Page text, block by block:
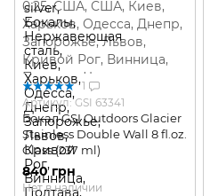
1
Артикул: GSI 63341
Бокал GSI Outdoors Glacier
Stainless Double Wall 8 fl.oz.
Glass (237 ml)
840 грн
Нет в наличии